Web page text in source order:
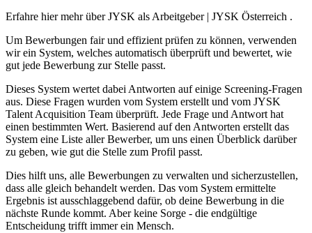
Erfahre hier mehr über JYSK als Arbeitgeber | JYSK Österreich .
Um Bewerbungen fair und effizient prüfen zu können, verwenden
wir ein System, welches automatisch überprüft und bewertet, wie
gut jede Bewerbung zur Stelle passt.
Dieses System wertet dabei Antworten auf einige Screening-Fragen
aus. Diese Fragen wurden vom System erstellt und vom JYSK
Talent Acquisition Team überprüft. Jede Frage und Antwort hat
einen bestimmten Wert. Basierend auf den Antworten erstellt das
System eine Liste aller Bewerber, um uns einen Überblick darüber
zu geben, wie gut die Stelle zum Profil passt.
Dies hilft uns, alle Bewerbungen zu verwalten und sicherzustellen,
dass alle gleich behandelt werden. Das vom System ermittelte
Ergebnis ist ausschlaggebend dafür, ob deine Bewerbung in die
nächste Runde kommt. Aber keine Sorge - die endgültige
Entscheidung trifft immer ein Mensch.